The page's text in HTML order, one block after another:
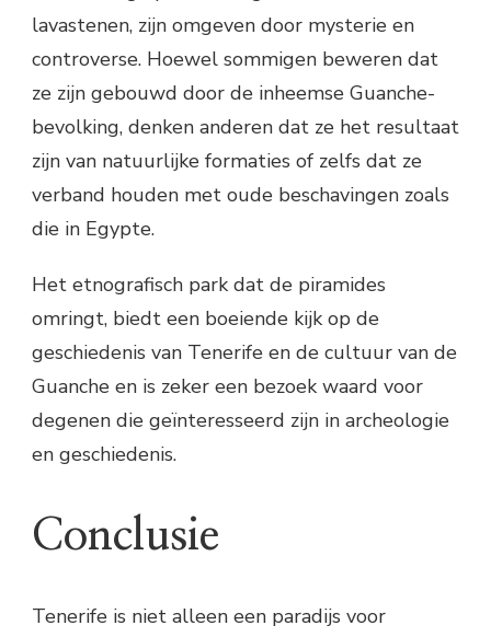
lavastenen, zijn omgeven door mysterie en
controverse. Hoewel sommigen beweren dat
ze zijn gebouwd door de inheemse Guanche-
bevolking, denken anderen dat ze het resultaat
zijn van natuurlijke formaties of zelfs dat ze
verband houden met oude beschavingen zoals
die in Egypte.
Het etnografisch park dat de piramides
omringt, biedt een boeiende kijk op de
geschiedenis van Tenerife en de cultuur van de
Guanche en is zeker een bezoek waard voor
degenen die geïnteresseerd zijn in archeologie
en geschiedenis.
Conclusie
Tenerife is niet alleen een paradijs voor